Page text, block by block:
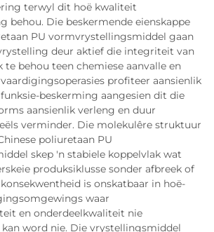
terwyl dit hoë kwaliteit
behou. Die beskermende eienskappe
PU vormvrystellingsmiddel gaan
deur aktief die integriteit van
behou teen chemiese aanvalle en
profiteer aansienlik
beskerming aangesien dit die
aansienlik verleng en duur
verminder. Die molekulêre struktuur
poliuretaan PU
skep 'n stabiele koppelvlak wat
produksiklusse sonder afbreek of
is onskatbaar in hoë-
waar
en onderdeelkwaliteit nie
word nie. Die vrystellingsmiddel